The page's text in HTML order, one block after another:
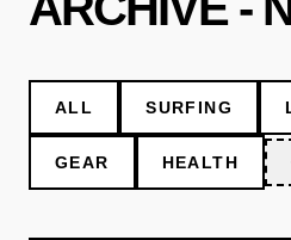
ALL SURFING
GEAR HEALTH